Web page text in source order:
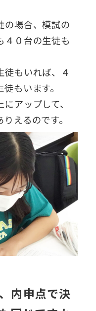
の場合、模試の
４０台の生徒も
徒もいれば、４
もいます。
アップして、
えるのです。
内申点で決